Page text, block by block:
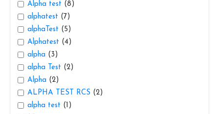
Alpha test (8)
alphatest (7)
alphaTest (5)
Alphatest (4)
alpha (3)
alpha Test (2)
Alpha (2)
ALPHA TEST RCS (2)
alpha test (1)